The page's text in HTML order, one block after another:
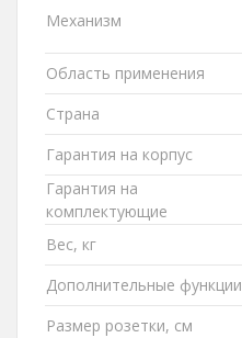
Механизм
Область применения
Страна
Гарантия на корпус
Гарантия на
комплектующие
Вес, кг
Дополнительные функции
Размер розетки, см